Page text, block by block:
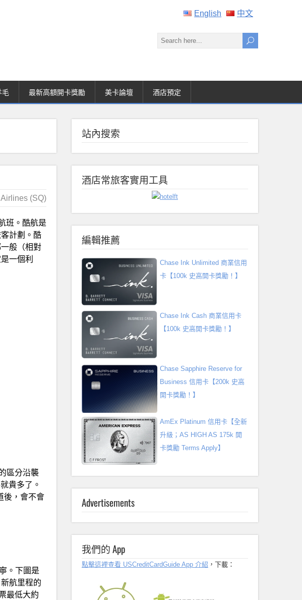
English 中文
最新高額開卡獎勵 美卡論壇 酒店預定
(SQ)
班。酷航是
計劃。酷
般（相對
一個利
區分沿襲
貴多了。
後，會不會
。下圖是
航里程的
最低大約
站內搜索
酒店常旅客實用工具
編輯推薦
Chase Ink Unlimited 商業信用
卡【100k 史高開卡獎勵！】
Chase Ink Cash 商業信用卡
【100k 史高開卡獎勵！】
Chase Sapphire Reserve for
Business 信用卡【200k 史高
開卡獎勵！】
AmEx Platinum 信用卡【全新
升級；AS HIGH AS 175k 開
卡獎勵 Terms Apply】
Advertisements
我們的 App
點擊這裡查看 USCreditCardGuide App 介紹 ，下載：